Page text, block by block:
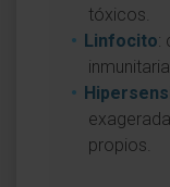
tóxicos.
Linfocito:
propios.